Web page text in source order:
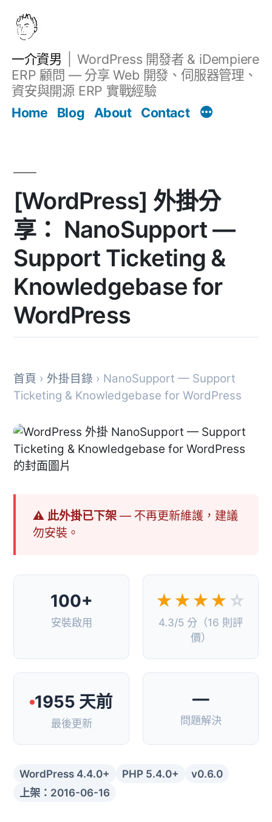
一介資男
WordPress 開發者 & iDempiere
ERP 顧問 — 分享 Web 開發、伺服器管理、
資安與開源 ERP 實戰經驗
Home
Blog About Contact
[WordPress] 外掛分
享： NanoSupport —
Support Ticketing &
Knowledgebase for
WordPress
首頁 › 外掛目錄 › NanoSupport — Support
Ticketing & Knowledgebase for WordPress
⚠ 此外掛已下架— 不再更新維護，建議
勿安裝。
100+
安裝啟用
★★★★ ☆
4.3/5 分（16 則評
價）
1955 天前
最後更新
—
問題解決
WordPress 4.4.0+ PHP 5.4.0+
v0.6.0
上架：2016-06-16
文章